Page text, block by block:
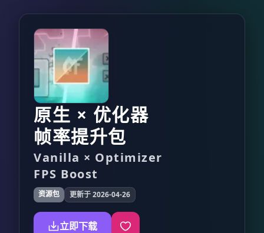
原生 × 优化器
帧率提升包
Vanilla × Optimizer
FPS Boost
资源包 更新于 2026-04-26
立即下载